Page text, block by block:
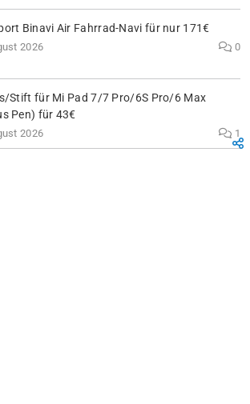
Binavi Air Fahrrad-Navi für nur 171€
2026 0
Stift für Mi Pad 7/7 Pro/6S Pro/6 Max
Pen) für 43€
2026 1